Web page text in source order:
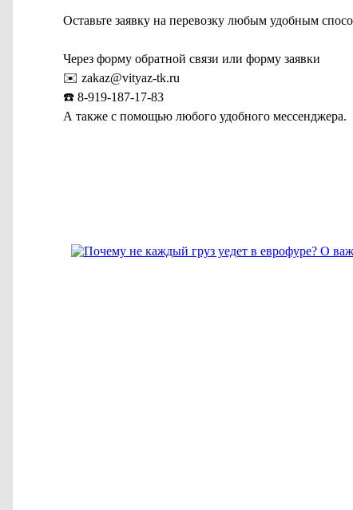
Оставьте заявку на перевозку любым удобным
Через форму обратной связи или форму заявки
✉️ zakaz@vityaz-tk.ru
☎️ 8-919-187-17-83
А также с помощью любого удобного мессенджера.